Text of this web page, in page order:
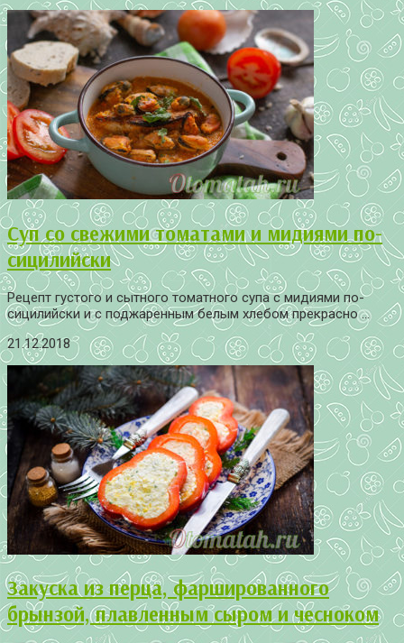
Суп со свежими томатами и мидиями по-
сицилийски
Рецепт густого и сытного томатного супа с мидиями по-
сицилийски и с поджаренным белым хлебом прекрасно ...
21.12.2018
Закуска из перца, фаршированного
брынзой, плавленным сыром и чесноком